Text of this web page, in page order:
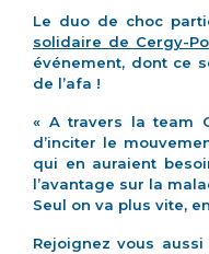
Le duo de choc
solidaire de Cergy-
événement, dont ce
de l’afa !
« A travers la team
d’inciter le
qui en auraient
l’avantage sur la
Seul on va plus vite,
Rejoignez vous